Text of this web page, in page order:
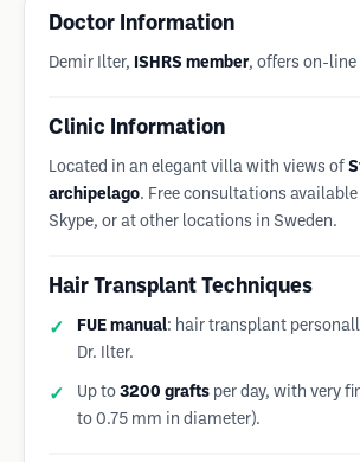
Doctor Information
Demir Ilter, ISHRS member, offers on-
Clinic Information
Located in an elegant villa with views of
archipelago. Free consultations
Skype, or at other locations in Sweden.
Hair Transplant Techniques
FUE manual: hair transplant
Dr. Ilter.
Up to 3200 grafts per day, with very
to 0.75 mm in diameter).